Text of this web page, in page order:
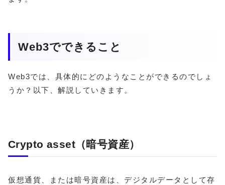
Web3でできること
Web3では、具体的にどのようなことができるのでしょ
うか？以下、解説していきます。
Crypto asset（暗号資産）
仮想通貨、または暗号資産は、デジタルデータとして存